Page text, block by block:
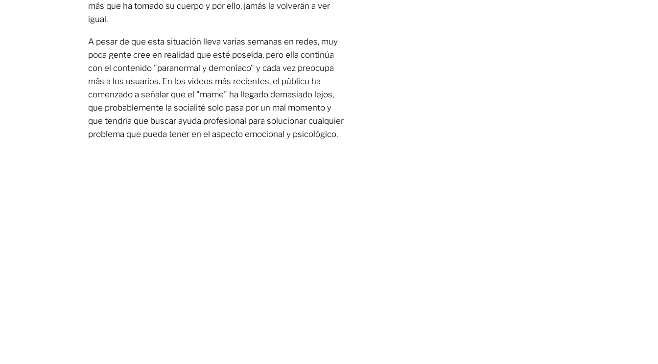
más que ha tomado su cuerpo y por ello, jamás la volverán a ver
igual.
A pesar de que esta situación lleva varias semanas en redes, muy
poca gente cree en realidad que esté poseída, pero ella continúa
con el contenido "paranormal y demoníaco" y cada vez preocupa
más a los usuarios. En los videos más recientes, el público ha
comenzado a señalar que el "mame" ha llegado demasiado lejos,
que probablemente la socialité solo pasa por un mal momento y
que tendría que buscar ayuda profesional para solucionar cualquier
problema que pueda tener en el aspecto emocional y psicológico.